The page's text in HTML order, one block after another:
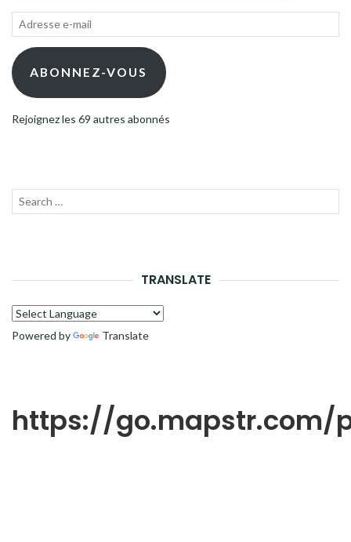
Adresse
mail ABONNEZ-VOUS
Rejoignez les 69 autres abonnés
Recherche
TRANSLATE
Powered by Translate
https://go.mapstr.com/